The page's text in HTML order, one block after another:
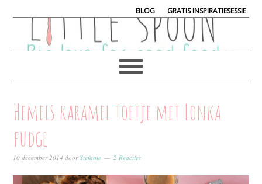
BLOG| GRATIS INSPIRATIESESSIE
Hemels karamel toetje met Lonka
fudge
10 december 2014 doorStefanie 2 Reacties